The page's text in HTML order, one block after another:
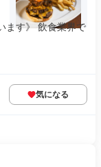
ます》 飲食業界で
気になる